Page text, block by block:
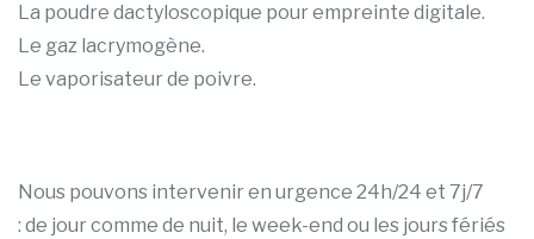
La poudre dactyloscopique pour empreinte digitale.
Le gaz lacrymogène.
Le vaporisateur de poivre.
Nous pouvons intervenir en urgence 24h/24 et 7j/7
: de jour comme de nuit, le week-end ou les jours fériés